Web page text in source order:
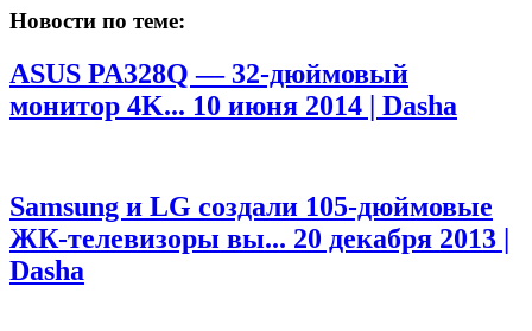
Новости по теме:
ASUS PA328Q — 32-дюймовый
монитор 4K... 10 июня 2014 | Dasha
Samsung и LG создали 105-дюймовые
ЖК-телевизоры вы... 20 декабря 2013 |
Dasha